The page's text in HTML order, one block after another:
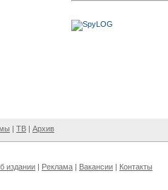
| ТВ | Архив
издании | Реклама | Вакансии | Контакты